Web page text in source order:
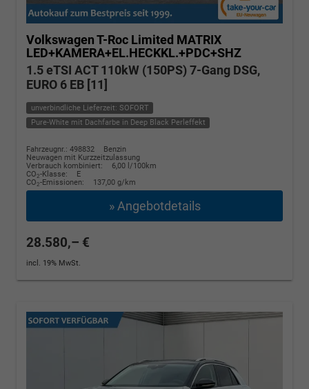
Volkswagen T-Roc Limited MATRIX
LED+KAMERA+EL.HECKKL.+PDC+SHZ
1.5 eTSI ACT 110kW (150PS) 7-Gang DSG,
EURO 6 EB [11]
unverbindliche Lieferzeit: SOFORT
Pure-White mit Dachfarbe in Deep Black Perleffekt
Fahrzeugnr.: 498832
Benzin
Neuwagen mit Kurzzeitzulassung
Verbrauch kombiniert:
6,00 l/100km
CO2-Klasse:
E
CO2-Emissionen: 137,00 g/km
» Angebotdetails
28.580,– €
incl. 19% MwSt.